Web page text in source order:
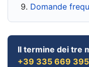
Domande
Il termine dei tre
+39 335 669